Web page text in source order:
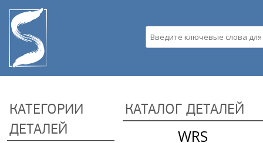
КАТЕГОРИИ
ДЕТАЛЕЙ
КАТАЛОГ ДЕТАЛЕЙ
WRS
Страницы